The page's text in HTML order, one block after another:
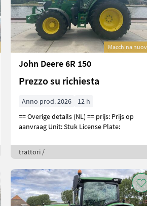
Macchina
John Deere 6R 150
Prezzo su richiesta
Anno prod. 2026
12 h
== Overige details (NL) == prijs: Prijs op
aanvraag Unit: Stuk License Plate:
trattori /